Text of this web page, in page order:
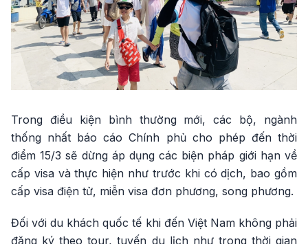
Trong điều kiện bình thường mới, các bộ, ngành
thống nhất báo cáo Chính phủ cho phép đến thời
điểm 15/3 sẽ dừng áp dụng các biện pháp giới hạn về
cấp visa và thực hiện như trước khi có dịch, bao gồm
cấp visa điện tử, miễn visa đơn phương, song phương.
Đối với du khách quốc tế khi đến Việt Nam không phải
đăng ký theo tour, tuyến du lịch như trong thời gian